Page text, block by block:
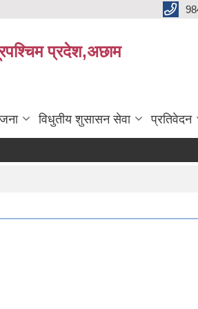
प्रदेश,अछाम
विधुतीय शुसासन सेवा प्रतिवेदन